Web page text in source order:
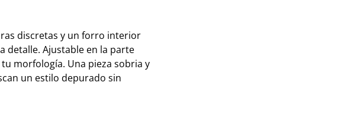
discretas y un forro interior
detalle. Ajustable en la parte
morfología. Una pieza sobria y
un estilo depurado sin